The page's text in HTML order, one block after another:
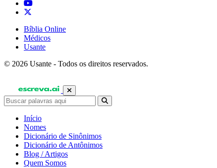
Bíblia Online
Médicos
Usante
© 2026 Usante - Todos os direitos reservados.
Início
Nomes
Dicionário de Sinônimos
Dicionário de Antônimos
Blog / Artigos
Quem Somos